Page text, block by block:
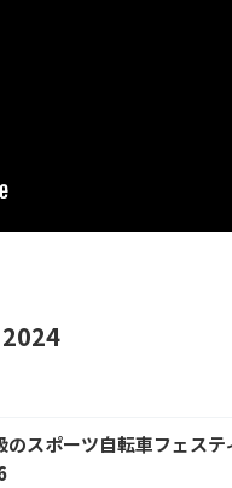
2024
スポーツ自転車フェステ